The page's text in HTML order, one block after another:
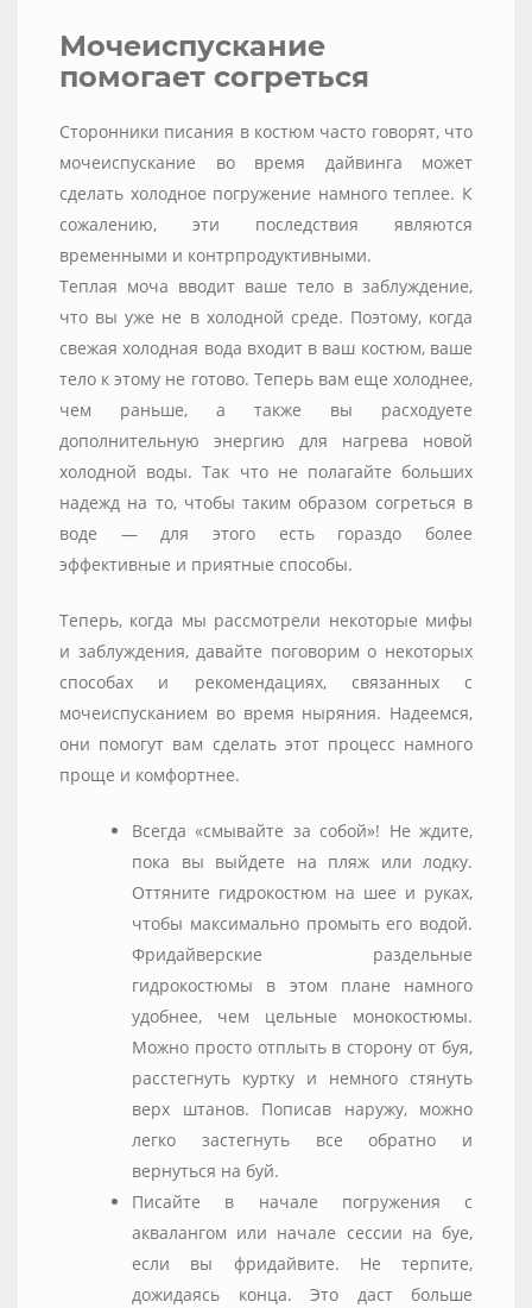
Мочеиспускание
помогает согреться
Сторонники писания в костюм часто говорят, что
мочеиспускание во время дайвинга может
сделать холодное погружение намного теплее. К
сожалению, эти последствия являются
временными и контрпродуктивными.
Теплая моча вводит ваше тело в заблуждение,
что вы уже не в холодной среде. Поэтому, когда
свежая холодная вода входит в ваш костюм, ваше
тело к этому не готово. Теперь вам еще холоднее,
чем раньше, а также вы расходуете
дополнительную энергию для нагрева новой
холодной воды. Так что не полагайте больших
надежд на то, чтобы таким образом согреться в
воде — для этого есть гораздо более
эффективные и приятные способы.
Теперь, когда мы рассмотрели некоторые мифы
и заблуждения, давайте поговорим о некоторых
способах и рекомендациях, связанных с
мочеиспусканием во время ныряния. Надеемся,
они помогут вам сделать этот процесс намного
проще и комфортнее.
Всегда «смывайте за собой»! Не ждите,
пока вы выйдете на пляж или лодку.
Оттяните гидрокостюм на шее и руках,
чтобы максимально промыть его водой.
Фридайверские раздельные
гидрокостюмы в этом плане намного
удобнее, чем цельные монокостюмы.
Можно просто отплыть в сторону от буя,
расстегнуть куртку и немного стянуть
верх штанов. Пописав наружу, можно
легко застегнуть все обратно и
вернуться на буй.
Писайте в начале погружения с
аквалангом или начале сессии на буе,
если вы фридайвите. Не терпите,
дожидаясь конца. Это даст больше